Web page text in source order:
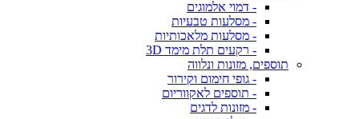
- דמוי אלמוגים
- מסלעות טבעיות
- מסלעות מלאכותיות
- רקעים תלת מימד 3D
תוספים, מזונות ונלווה
- גופי חימום וקירור
- תוספים לאקווריום
- מזונות לדגים